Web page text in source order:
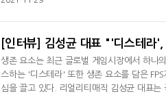
지나 11월 9일 한국을 포함한 글로벌 버전이
[인터뷰] 김성균 대표 "'디스테라',
생존 요소는 최근 글로벌 게임시장에서 하나
스하는 '디스테라' 또한 생존 요소를 담은
심을 끌고 있다. 리얼리티매직 김성균 대표